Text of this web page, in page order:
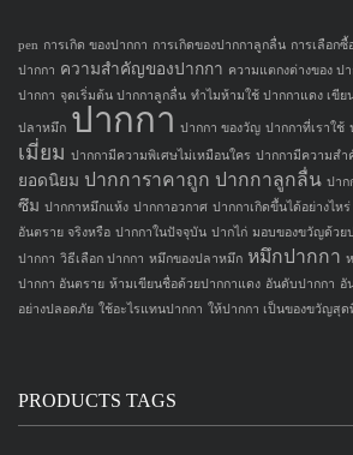
pen การเกิด ของปากกา การเกิดของปากกาลูกลื่น การเลือกซื้
ปากกา ความสำคัญของปากกา ความแตกงต่างของ ป
ปากกา จุดเริ่มต้น ปากกาลูกลื่น ทำไมห้ามใช้ ปากกาแดง เขีย
ปลาหมึก ปากกา ปากกา ของวัญ ปากกาที่เราใช้
เมี่ยม ปากกามีความพิเศษไม่เหมือนใคร ปากกามีความส
ยอดนิยม ปากการาคาถูก ปากกาลูกลื่น ปาก
ซึม ปากกาหมึกแห้ง ปากกาอวกาศ ปากกาเกิดขึ้นได้อย่างไหร่
อันตราย จริงหรือ ปากกาในปัจจุบัน ปากไก่ มอบของขวัญด้วย
ปากกา วิธีเลือก ปากกา หมึกของปลาหมึก หมึกปากกา
ปากกา อันตราย ห้ามเขียนชื่อด้วยปากกาแดง อันดับปากกา อั
อย่างปลอดภัย ใช้อะไรแทนปากกา ให้ปากกา เป็นของขวัญสุด
PRODUCTS TAGS